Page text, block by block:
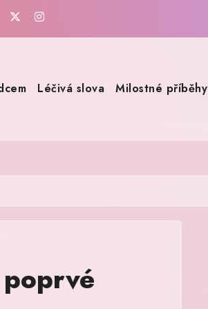
Léčivá slova Milostné příběhy